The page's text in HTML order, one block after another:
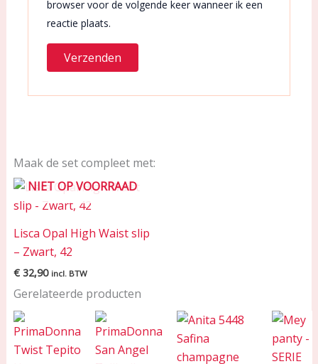
browser voor de volgende keer wanneer ik een
reactie plaats.
Maak de set compleet met:
NIET OP VOORRAAD
Lisca Opal High Waist slip
– Zwart, 42
€32,90 incl. BTW
Gerelateerde producten